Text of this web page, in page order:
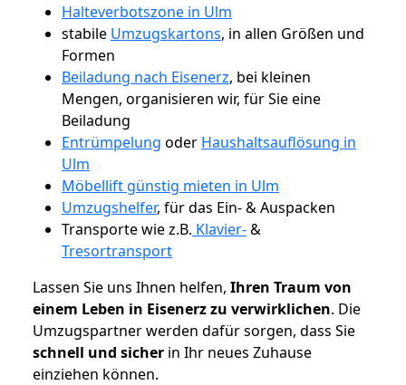
Halteverbotszone in Ulm
stabile Umzugskartons, in allen Größen und
Formen
Beiladung nach Eisenerz, bei kleinen
Mengen, organisieren wir, für Sie eine
Beiladung
Entrümpelung oder Haushaltsauflösung in
Ulm
Möbellift günstig mieten in Ulm
Umzugshelfer, für das Ein- & Auspacken
Transporte wie z.B. Klavier-&
Tresortransport
Lassen Sie uns Ihnen helfen, Ihren Traum von
einem Leben in Eisenerz zu verwirklichen. Die
Umzugspartner werden dafür sorgen, dass Sie
schnell und sicher in Ihr neues Zuhause
einziehen können.